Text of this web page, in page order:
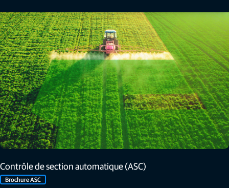
Contrôle de section automatique (ASC)
Brochure ASC